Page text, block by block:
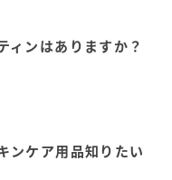
ィンはありますか？
ンケア用品知りたい